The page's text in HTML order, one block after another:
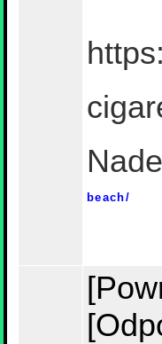
beach/